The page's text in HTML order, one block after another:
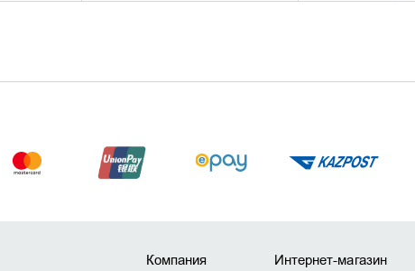
Компания Интернет-магазин